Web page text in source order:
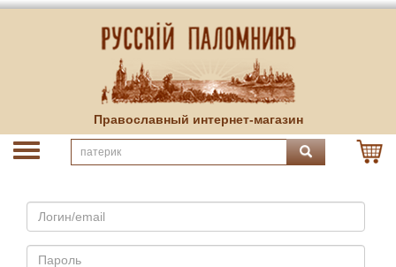
Православный интернет-магазин
Email
Пароль